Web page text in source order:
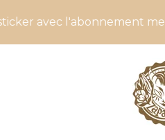
mensuel "Lettre